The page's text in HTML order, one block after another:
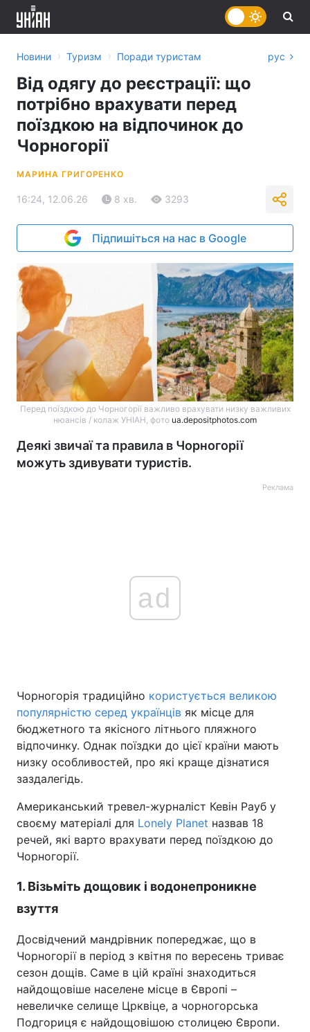
Україна Політика
Спорт Наука
Зброя Інциденти
Здоров'я
Цікавинки Погода
Лонгріди
Відео з Youtube Статті
Інтерв'ю Думки
Новини › Туризм › Поради туристам рус
Від одягу до реєстрації: що
потрібно врахувати перед
поїздкою на відпочинок до
Чорногорії
МАРИНА ГРИГОРЕНКО
16:24, 12.06.26 8 хв. 3293
Підпишіться на нас в Google
Перед поїздкою до Чорногорії важливо врахувати низку важливих
нюансів / колаж УНІАН, фото ua.depositphotos.com
Деякі звичаї та правила в Чорногорії
можуть здивувати туристів.
Реклама
ad
Чорногорія традиційно користується великою
популярністю серед українців як місце для
бюджетного та якісного літнього пляжного
відпочинку. Однак поїздки до цієї країни мають
низку особливостей, про які краще дізнатися
заздалегідь.
Американський тревел-журналіст Кевін Рауб у
своєму матеріалі для Lonely Planet назвав 18
речей, які варто врахувати перед поїздкою до
Чорногорії.
1. Візьміть дощовик і водонепроникне
взуття
Досвідчений мандрівник попереджає, що в
Чорногорії в період з квітня по вересень триває
сезон дощів. Саме в цій країні знаходиться
найдощовіше населене місце в Європі –
невеличке селище Црквіце, а чорногорська
Подгориця є найдощовішою столицею Європи.